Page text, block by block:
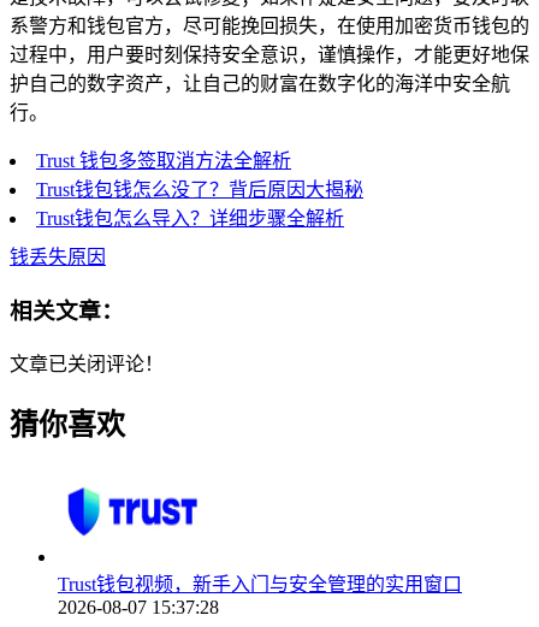
系警方和钱包官方，尽可能挽回损失，在使用加密货币钱包的
过程中，用户要时刻保持安全意识，谨慎操作，才能更好地保
护自己的数字资产，让自己的财富在数字化的海洋中安全航
行。
Trust 钱包多签取消方法全解析
Trust钱包钱怎么没了？背后原因大揭秘
Trust钱包怎么导入？详细步骤全解析
钱丢失原因
相关文章：
文章已关闭评论！
猜你喜欢
Trust钱包视频，新手入门与安全管理的实用窗口
2026-08-07 15:37:28